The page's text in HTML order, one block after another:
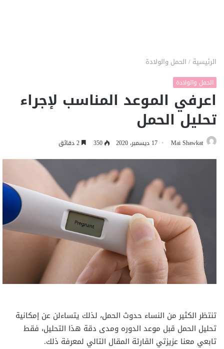
الرئيسية / الحمل والولادة
الحمل والولادة
اعرفي الموعد المناسب لإجراء
تحليل الحمل
Mai Shawkat 17 ديسمبر، 2020 350
تنتظر الكثير من النساء حدوث الحمل، لذلك يتساءلن عن إمكانية
تحليل الحمل قبل موعد الدوره ومدى دقة هذا التحليل، فقط
تابعي معنا عزيزتي القارئة المقال التالي لمعرفة ذلك.